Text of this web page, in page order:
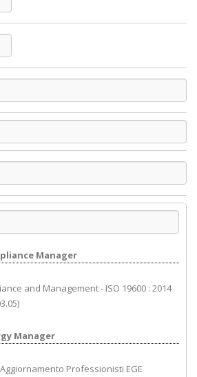
Manager
and Management - ISO 19600 : 2014
Manager
Professionisti EGE